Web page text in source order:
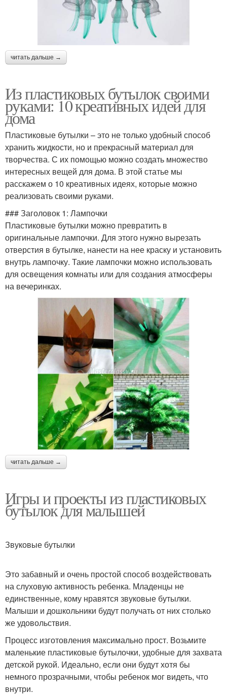
читать дальше →
Из пластиковых бутылок своими
руками: 10 креативных идей для
дома
Пластиковые бутылки – это не только удобный способ
хранить жидкости, но и прекрасный материал для
творчества. С их помощью можно создать множество
интересных вещей для дома. В этой статье мы
расскажем о 10 креативных идеях, которые можно
реализовать своими руками.
### Заголовок 1: Лампочки
Пластиковые бутылки можно превратить в
оригинальные лампочки. Для этого нужно вырезать
отверстия в бутылке, нанести на нее краску и установить
внутрь лампочку. Такие лампочки можно использовать
для освещения комнаты или для создания атмосферы
на вечеринках.
читать дальше →
Игры и проекты из пластиковых
бутылок для малышей
Звуковые бутылки
Это забавный и очень простой способ воздействовать
на слуховую активность ребенка. Младенцы не
единственные, кому нравятся звуковые бутылки.
Малыши и дошкольники будут получать от них столько
же удовольствия.
Процесс изготовления максимально прост. Возьмите
маленькие пластиковые бутылочки, удобные для захвата
детской рукой. Идеально, если они будут хотя бы
немного прозрачными, чтобы ребенок мог видеть, что
внутри.